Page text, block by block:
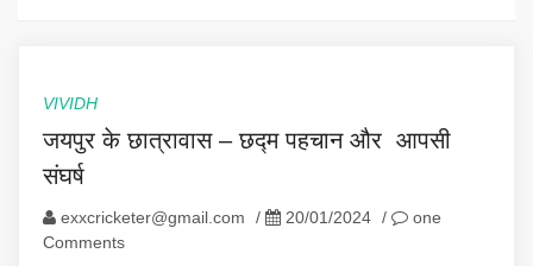
VIVIDH
जयपुर के छात्रावास – छद्म पहचान और आपसी
संघर्ष
exxcricketer@gmail.com / 20/01/2024 /
one
Comments